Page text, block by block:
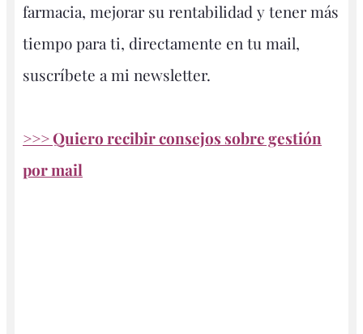
farmacia, mejorar su rentabilidad y tener más
tiempo para ti, directamente en tu mail,
suscríbete a mi newsletter.
>>> Quiero recibir consejos sobre gestión
por mail